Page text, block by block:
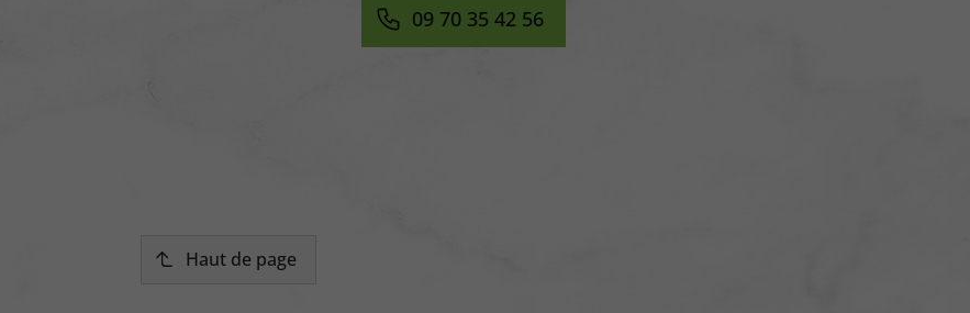
09 70 35 42 56
Haut de page